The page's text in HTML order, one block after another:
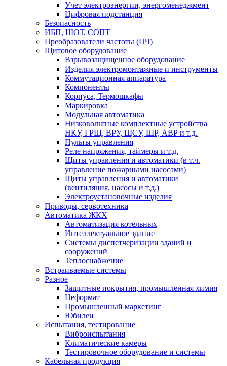
Учет электроэнергии, энергоменеджмент
Цифровая подстанция
Безопасность
ИБП, ШОТ, СОПТ
Преобразователи частоты (ПЧ)
Щитовое оборудование
Взрывозащищенное оборудование
Изделия электромонтажные и инструменты
Коммутационная аппаратура
Компоненты
Корпуса, Термошкафы
Маркировка
Модульная автоматика
Низковольтные комплектные устройства
НКУ, ГРЩ, ВРУ, ЩСУ, ШР, АВР и т.д.
Пульты управления
Реле напряжения, таймеры и т.д.
Щиты управления и автоматики (в т.ч.
управление пожарными насосами)
Щиты управления и автоматики
(вентиляция, насосы и т.д.)
Электроустановочные изделия
Приводы, сервотехника
Автоматика ЖКХ
Автоматизация котельных
Интеллектуальное здание
Системы диспетчеризации зданий и
сооружений
Теплоснабжение
Встраиваемые системы
Разное
Защитные покрытия, промышленная химия
Неформат
Промышленный маркетинг
Юбилеи
Испытания, тестирование
Виброиспытания
Климатические камеры
Тестировочное оборудование и системы
Кабельная продукция